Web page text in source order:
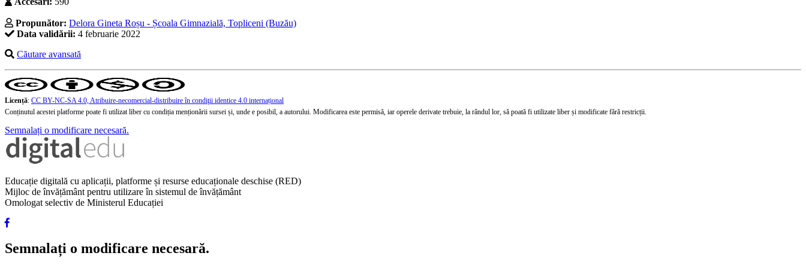
Propunător: Delora Gineta Roșu - Școala Gimnazială, Topliceni (Buzău)
Data validării: 4 februarie 2022
Căutare avansată
Licență: CC BY-NC-SA 4.0, Atribuire-necomercial-distribuire în condiţii identice 4.0 internațional
Conținutul acestei platforme poate fi utilizat liber cu condiția menționării sursei și, unde e posibil, a autorului. Modificarea este permisă, iar operele derivate trebuie, la rândul lor, să poată fi utilizate liber și modificate fără restricții.
Semnalați o modificare necesară.
Educație digitală cu aplicații, platforme și resurse educaționale deschise (RED)
Mijloc de învățământ pentru utilizare în sistemul de învățământ
Omologat selectiv de Ministerul Educației
Semnalați o modificare necesară.